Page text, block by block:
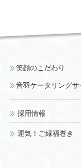
笑顔のこだわり
音羽ケータリングサ
採用情報
運気！ご縁福巻き